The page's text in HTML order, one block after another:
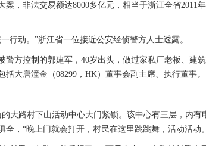
，非法交易额达8000多亿元，相当于浙江全省2011
行动。”浙江省一位接近公安经侦警方人士透露。
警方控制的郭建军，40岁出头，做过家私厂老板、建
大唐潼金（08299，HK）董事会副主席、执行董事。
大路村下山活动中心大门紧锁。该中心有三层，内
，“晚上门就会打开，村民在这里跳跳舞，活动活动